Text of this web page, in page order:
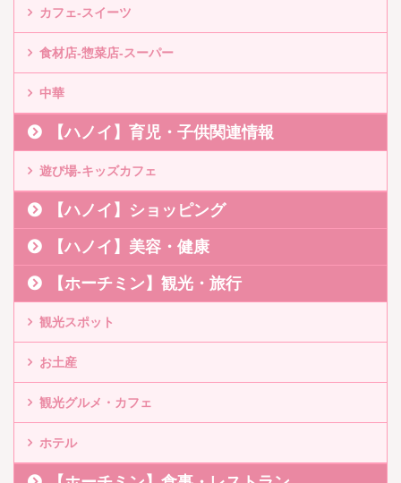
カフェ-スイーツ
食材店-惣菜店-スーパー
中華
【ハノイ】育児・子供関連情報
遊び場-キッズカフェ
【ハノイ】ショッピング
【ハノイ】美容・健康
【ホーチミン】観光・旅行
観光スポット
お土産
観光グルメ・カフェ
ホテル